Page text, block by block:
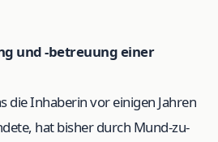
und -betreuung einer
die Inhaberin vor einigen Jahren
hat bisher durch Mund-zu-